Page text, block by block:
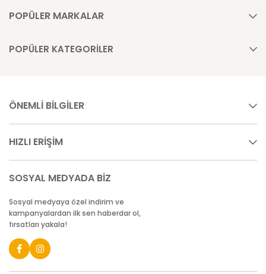
POPÜLER MARKALAR
POPÜLER KATEGORİLER
ÖNEMLİ BİLGİLER
HIZLI ERİŞİM
SOSYAL MEDYADA BİZ
Sosyal medyaya özel indirim ve
kampanyalardan ilk sen haberdar ol,
fırsatları yakala!